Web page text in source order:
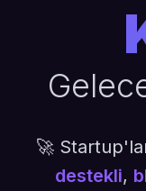
🚀
destekli,